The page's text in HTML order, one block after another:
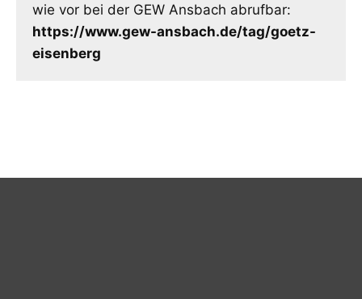
wie vor bei der GEW Ansbach abrufbar:
https://www.gew-ansbach.de/tag/goetz-
eisenberg